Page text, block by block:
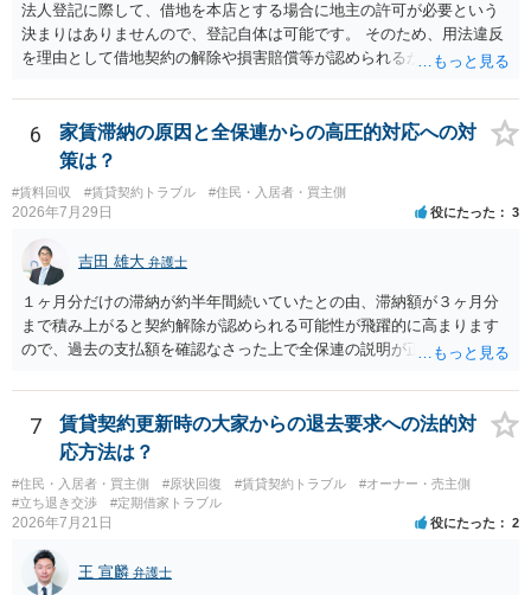
法人登記に際して、借地を本店とする場合に地主の許可が必要という
決まりはありませんので、登記自体は可能です。 そのため、用法違反
を理由として借地契約の解除や損害賠償等が認められるかどうかが問
の建物を住居用に限定する（事業に使用しない）特約があると評価で
きるかどうかが重要でしょう（借地契約締結後に賃借人が建物を店舗
に改装したという事案で、住居に限定する特約までは存在しなかった
として契約解除を認めなかった裁判例があります）。契約条項の記載
や解釈の問題になりますので、弁護士へ直接相談されることをお勧め
します。
6
家賃滞納の原因と全保連からの高圧的対応への対
策は？
#賃料回収 #賃貸契約トラブル #住民・入居者・買主側
2026年7月29日 役にたった 3
吉田 雄大 弁護士
１ヶ月分だけの滞納が約半年間続いていたとの由、滞納額が３ヶ月分
まで積み上がると契約解除が認められる可能性が飛躍的に高まります
ので、過去の支払額を確認なさった上で全保連の説明が正しければ、
た理由は気になるところですが、中身のある返答は期待できないと思
います。
7
賃貸契約更新時の大家からの退去要求への法的対
応方法は？
#住民・入居者・買主側 #原状回復 #賃貸契約トラブル
#オーナー・売主側
#立ち退き交渉
#定期借家トラブル
2026年7月21日 役にたった 2
王 宣麟 弁護士